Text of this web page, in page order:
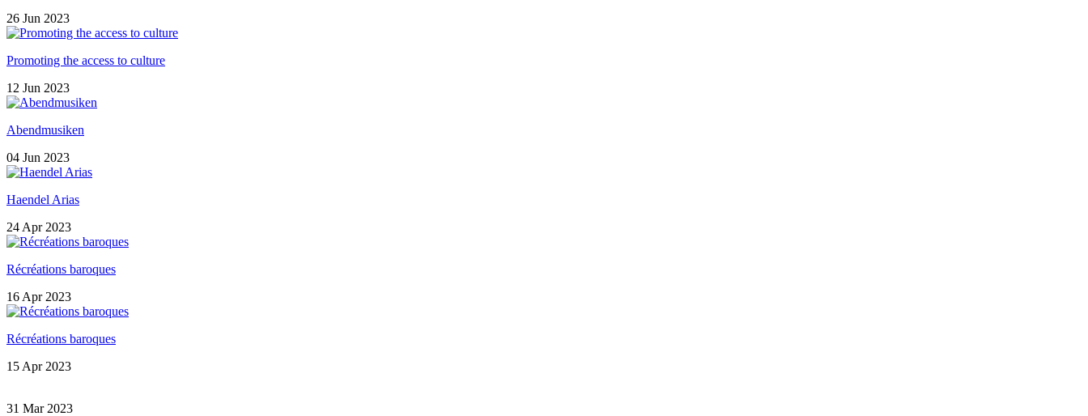
26 Jun 2023
Promoting the access to culture
12 Jun 2023
Abendmusiken
04 Jun 2023
Haendel Arias
24 Apr 2023
Récréations baroques
16 Apr 2023
Récréations baroques
15 Apr 2023
31 Mar 2023